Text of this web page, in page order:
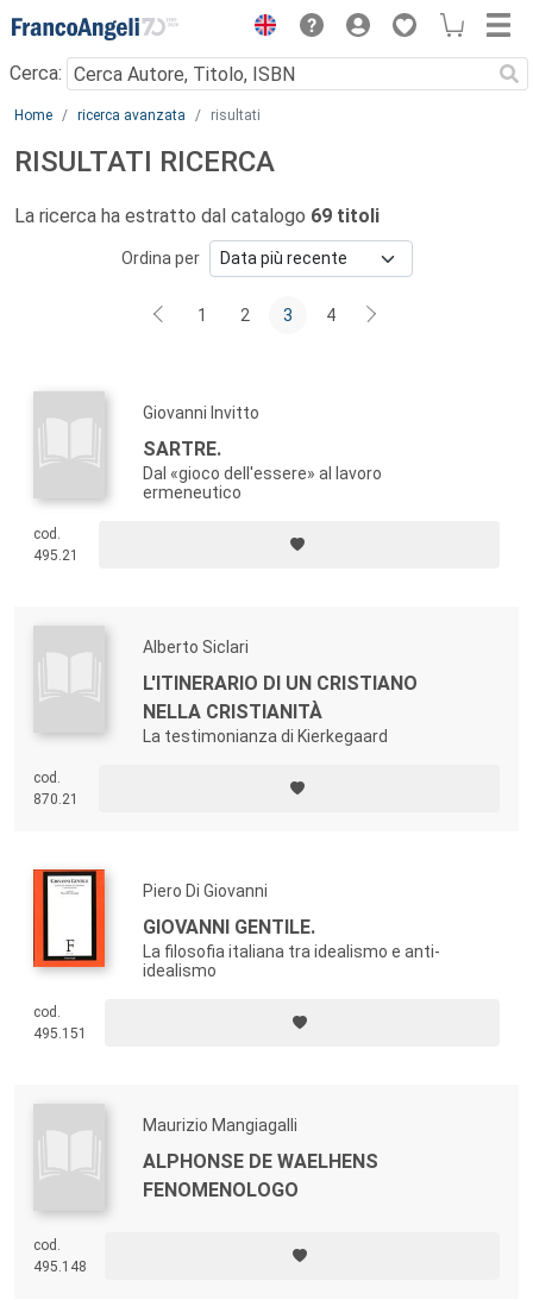
Menu
Cerca:
Main content
Home ricerca avanzata risultati
RISULTATI RICERCA
La ricerca ha estratto dal catalogo 69 titoli
Ordina per
1 2 3 4
Giovanni Invitto
SARTRE.
Dal «gioco dell'essere» al lavoro
ermeneutico
cod.
495.21
Alberto Siclari
L'ITINERARIO DI UN CRISTIANO
NELLA CRISTIANITÀ
La testimonianza di Kierkegaard
cod.
870.21
Piero Di Giovanni
GIOVANNI GENTILE.
La filosofia italiana tra idealismo e anti-
idealismo
cod.
495.151
Maurizio Mangiagalli
ALPHONSE DE WAELHENS
FENOMENOLOGO
cod.
495.148